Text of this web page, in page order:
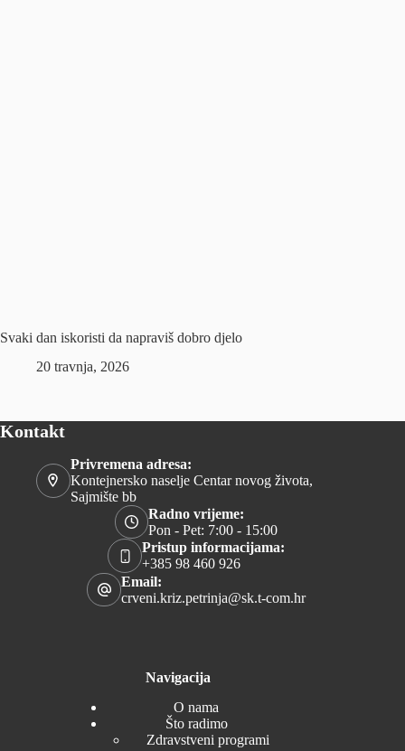
Svaki dan iskoristi da napraviš dobro djelo
20 travnja, 2026
Kontakt
Privremena adresa:
Kontejnersko naselje Centar novog života,
Sajmište bb
Radno vrijeme:
Pon - Pet: 7:00 - 15:00
Pristup informacijama:
+385 98 460 926
Email:
crveni.kriz.petrinja@sk.t-com.hr
Navigacija
O nama
Što radimo
Zdravstveni programi